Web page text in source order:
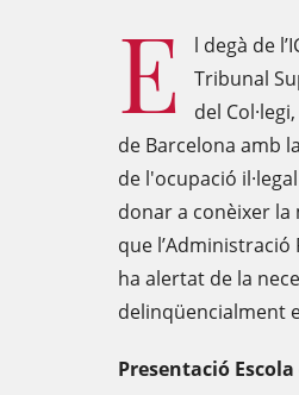
E l degà de
Tribunal
del Col·legi,
de Barcelona amb
de l'ocupació
donar a conèixer
que
ha alertat de la
delinqüencialment
Presentació